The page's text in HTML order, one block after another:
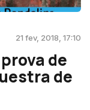
21 fev, 2018, 17:10
de
de